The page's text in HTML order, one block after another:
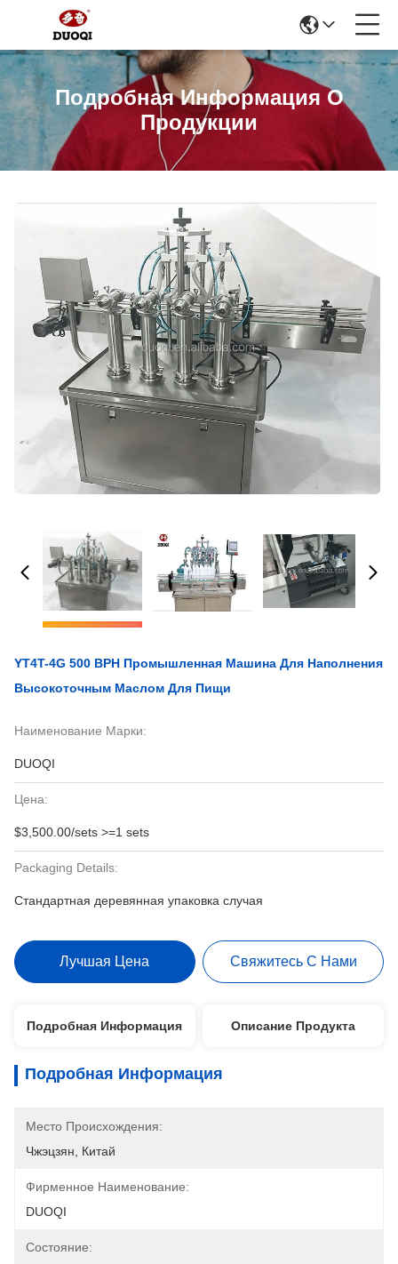
Подробная Информация О
Продукции
YT4T-4G 500 BPH Промышленная Машина Для Наполнения
Высокоточным Маслом Для Пищи
Наименование Марки:
DUOQI
Цена:
$3,500.00/sets >=1 sets
Packaging Details:
Стандартная деревянная упаковка случая
Лучшая Цена Свяжитесь С Нами
Подробная Информация Описание Продукта
Подробная Информация
Место Происхождения:
Чжэцзян, Китай
Фирменное Наименование:
DUOQI
Состояние: